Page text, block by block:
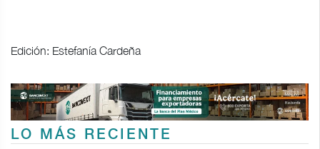
Edición: Estefanía Cardeña
LO MÁS RECIENTE